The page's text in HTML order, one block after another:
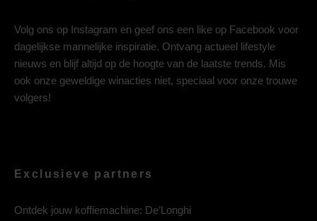
Volg ons op Instagram en geef ons een like op Facebook voor
dagelijkse mannelijke inspiratie. Ontvang actueel lifestyle
nieuws en blijf altijd op de hoogte van de laatste trends. Mis
ook onze geweldige winacties niet, speciaal voor onze trouwe
volgers!
Exclusieve partners
Ontdek jouw koffiemachine: De’Longhi